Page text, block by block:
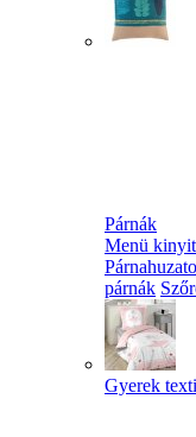
Párnák
Menü
párnák
Gyerek